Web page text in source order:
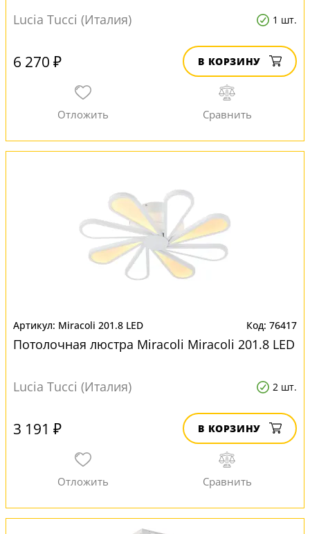
Lucia Tucci (Италия)
1 шт.
6 270 ₽ В КОРЗИНУ
Miracoli 201.8 LED 76417
Потолочная люстра Miracoli Miracoli 201.8 LED
Lucia Tucci (Италия) 2 шт.
3 191 ₽ В КОРЗИНУ